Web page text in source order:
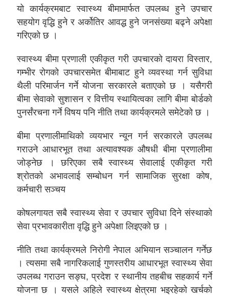
यो कार्यक्रमबाट स्वास्थ्य बीमामार्फत उपलब्ध हुने उपचार
सहयोग वृद्धि हुने र अर्कोतिर आवद्ध हुने जनसंख्या बढ्ने अपेक्षा
गरिएको छ ।
स्वास्थ्य बीमा प्रणाली एकीकृत गरी उपचारको दायरा विस्तार,
गम्भीर रोगको उपचारसमेत बीमाबाट हुने व्यवस्था गर्न सुविधा
थैली परिमार्जन गर्ने योजना सरकारले बताएको छ । यसैगरी
बीमा सेवाको सुशासन र वित्तीय स्थायित्वका लागि बीमा बोर्डको
पुनर्संरचना गर्ने विषय पनि नीति तथा कार्यक्रमले समेटेको छ ।
बीमा प्रणालीमाथिको व्ययभार न्यून गर्न सरकारले उपलब्ध
गराउने आधारभूत तथा अत्यावश्यक औषधी बीमा प्रणालीमा
जोड्नेछ । छरिएका सबै स्वास्थ्य सेवालाई एकीकृत गरी
श्रोतको अभावलाई सम्बोधन गर्न सामाजिक सुरक्षा कोष,
कर्मचारी सञ्चय
कोषलगायत सबै स्वास्थ्य सेवा र उपचार सुविधा दिने संस्थाको
सेवा प्रभावकारीता वृद्धि हुने अपेक्षा लिइएको छ ।
नीति तथा कार्यक्रमले निरोगी नेपाल अभियान सञ्चालन गर्नेछ
। त्यसमा सबै नागरिकलाई गुणस्तरीय आधारभूत स्वास्थ्य सेवा
उपलब्ध गराउन सङ्घ, प्रदेश र स्थानीय तहबीच सहकार्य गर्ने
योजना छ । यसले अहिले स्वास्थ्य क्षेत्रमा भइरहेको खर्चको